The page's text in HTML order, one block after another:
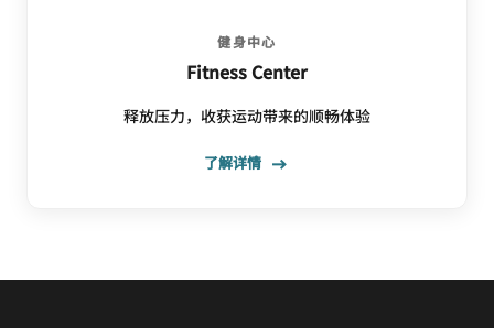
健身中心
Fitness Center
释放压力，收获运动带来的顺畅体验
了解详情